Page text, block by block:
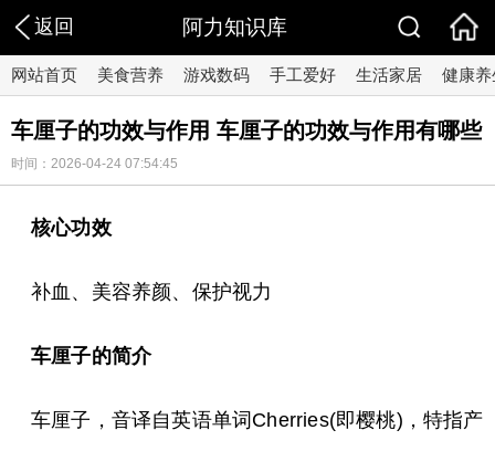
返回 阿力知识库
网站首页 美食营养 游戏数码 手工爱好 生活家居 健康养
车厘子的功效与作用 车厘子的功效与作用有哪些
时间：2026-04-24 07:54:45
核心功效
补血、美容养颜、保护视力
车厘子的简介
车厘子，音译自英语单词Cherries(即樱桃)，特指产